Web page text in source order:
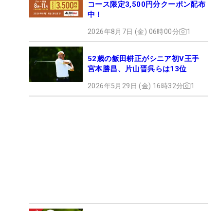
コース限定3,500円分クーポン配布
中！
2026年8月7日 (金) 06時00分 1
52歳の飯田耕正がシニア初V王手
宮本勝昌、片山晋呉らは13位
2026年5月29日 (金) 16時32分 1